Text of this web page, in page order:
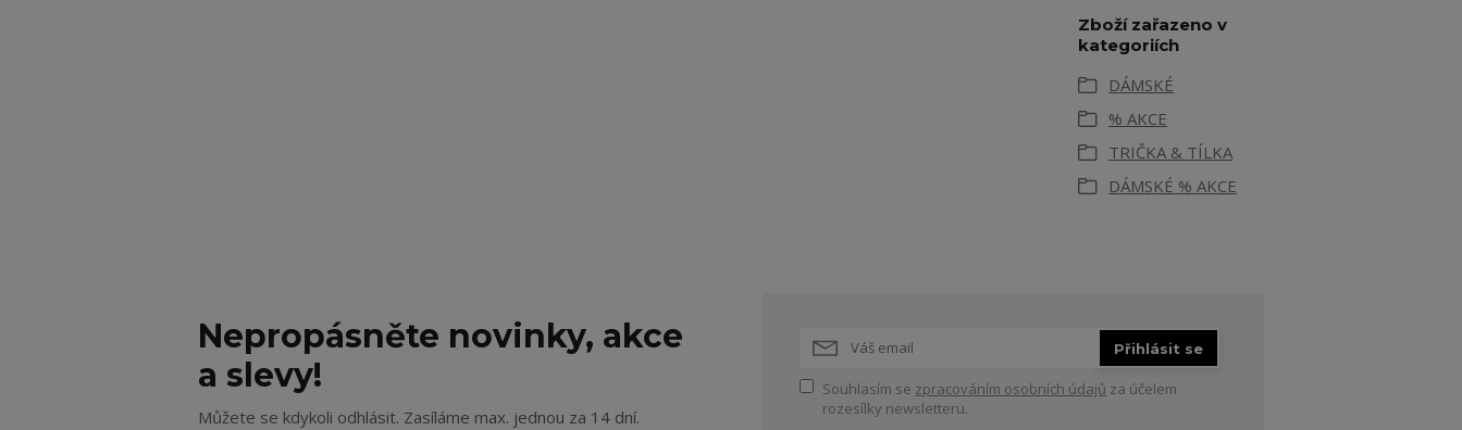
Zboží zařazeno v
kategoriích
DÁMSKÉ
% AKCE
TRIČKA & TÍLKA
DÁMSKÉ % AKCE
Nepropásněte novinky, akce
a slevy!
Můžete se kdykoli odhlásit. Zasíláme max. jednou za 14 dní.
Přihlásit se
Souhlasím se zpracováním osobních údajů za účelem
rozesílky newsletteru.